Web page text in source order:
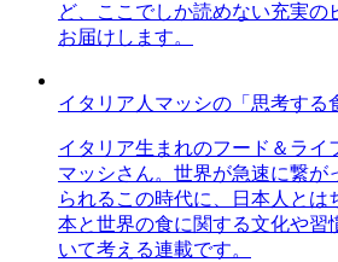
ど、ここでしか読めない充実の
お届けします。
イタリア人マッシの「思考する
イタリア生まれのフード＆ライ
マッシさん。世界が急速に繋が
られるこの時代に、日本人とは
本と世界の食に関する文化や習
いて考える連載です。